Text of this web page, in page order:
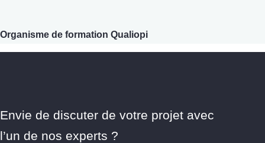
Organisme de formation Qualiopi
Envie de discuter de votre projet avec
l’un de nos experts ?